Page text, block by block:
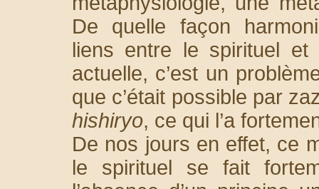
De quelle façon
liens entre le spirituel
actuelle, c’est un
que c’était possible par
hishiryo, ce qui l’a
De nos jours en effet, ce
le spirituel se fait